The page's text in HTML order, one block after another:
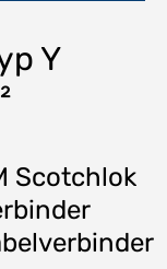
Y
Scotchlok